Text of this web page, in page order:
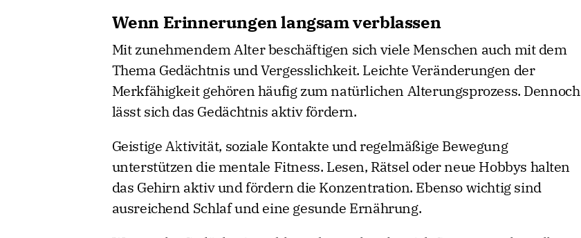
Wenn Erinnerungen langsam verblassen
Mit zunehmendem Alter beschäftigen sich viele Menschen auch mit dem
Thema Gedächtnis und Vergesslichkeit. Leichte Veränderungen der
Merkfähigkeit gehören häufig zum natürlichen Alterungsprozess. Dennoch
lässt sich das Gedächtnis aktiv fördern.
Geistige Aktivität, soziale Kontakte und regelmäßige Bewegung
unterstützen die mentale Fitness. Lesen, Rätsel oder neue Hobbys halten
das Gehirn aktiv und fördern die Konzentration. Ebenso wichtig sind
ausreichend Schlaf und eine gesunde Ernährung.